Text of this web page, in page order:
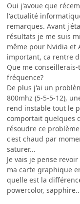
Oui j'avoue que
l'actualité
remarques. Avant
résultats je me suis
même pour Nvidia et
important, ca rentre
Que me
fréquence?
De plus j'ai un
800mhz (5-5-5-12),
rend instable tout le
comportait quelques
résoudre ce
c'est chaud par
saturer...
Je vais je pense
ma carte graphique
quelle est la
powercolor,